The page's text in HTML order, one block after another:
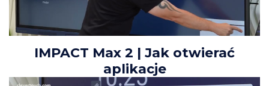
IMPACT Max 2 | Jak otwierać
aplikacje